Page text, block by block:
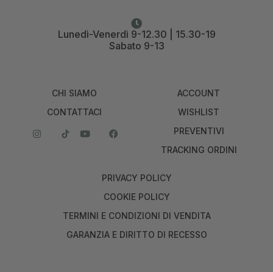
Lunedì-Venerdì 9-12.30 | 15.30-19
Sabato 9-13
CHI SIAMO
CONTATTACI
ACCOUNT
WISHLIST
PREVENTIVI
TRACKING ORDINI
PRIVACY POLICY
COOKIE POLICY
TERMINI E CONDIZIONI DI VENDITA
GARANZIA E DIRITTO DI RECESSO